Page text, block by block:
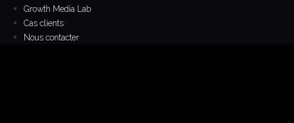
Growth Media Lab
Cas clients
Nous contacter